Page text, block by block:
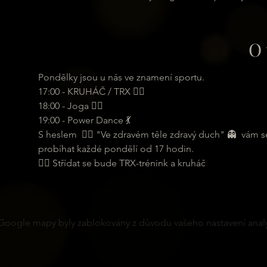
Pondělky jsou u nás ve znamení sportu.
17:00 - KRUHÁČ / TRX 🏋️‍♂️
18:00 - Joga 🧘‍♀️
19:00 - Power Dance 💃
S heslem  🏋️‍♂️ "Ve zdravém těle zdravý duch" 👻
probíhat každé pondělí od 17 hodin.
🏋️‍♂️ Střídat se bude TRX-trénink a kruháč
mapy byly zablokovány z důvodu vašeho nastavení